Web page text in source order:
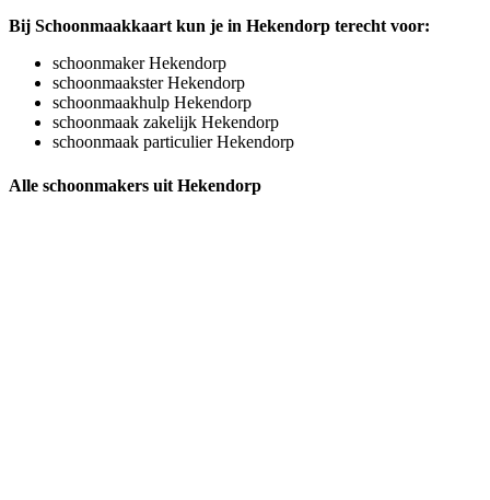
Bij Schoonmaakkaart kun je in Hekendorp terecht voor:
schoonmaker Hekendorp
schoonmaakster Hekendorp
schoonmaakhulp Hekendorp
schoonmaak zakelijk Hekendorp
schoonmaak particulier Hekendorp
Alle schoonmakers uit Hekendorp